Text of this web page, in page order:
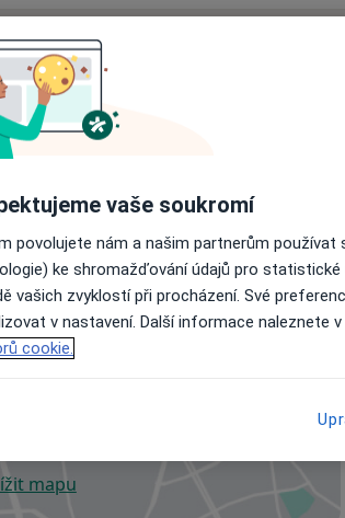
nejsou k dispozici
informace o svých službách.
mapu
se otevře v nové záložce
vaše soukromí
povolujete nám a našim partnerům používat
ke shromažďování údajů pro
vašich zvyklostí při procházení. Své
v nastavení. Další informace naleznete v
cookie.